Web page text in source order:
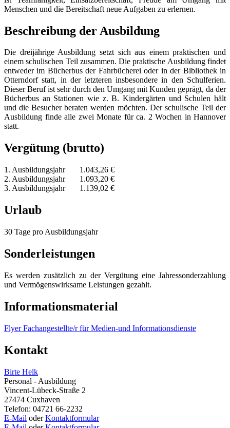
Menschen und die Bereitschaft neue Aufgaben zu erlernen.
Beschreibung der Ausbildung
Die dreijährige Ausbildung setzt sich aus einem praktischen und
einem schulischen Teil zusammen. Die praktische Ausbildung findet
entweder im Bücherbus der Fahrbücherei oder in der Bibliothek in
Otterndorf statt, in der letzteren insbesondere in den Schulferien.
Dieser Beruf ist sehr durch den Umgang mit Kunden geprägt, da der
Bücherbus an Stationen wie z. B. Kindergärten und Schulen hält
und die Besucher beraten werden möchten. Der schulische Teil der
Ausbildung finde alle zwei Monate für ca. 2 Wochen in Hannover
statt.
Vergütung (brutto)
1. Ausbildungsjahr 1.043,26 €
2. Ausbildungsjahr 1.093,20 €
3. Ausbildungsjahr 1.139,02 €
Urlaub
30 Tage pro Ausbildungsjahr
Sonderleistungen
Es werden zusätzlich zu der Vergütung eine Jahressonderzahlung
und Vermögenswirksame Leistungen gezahlt.
Informationsmaterial
Flyer Fachangestellte/r für Medien-und Informationsdienste
Kontakt
Birte Helk
Personal - Ausbildung
Vincent-Lübeck-Straße 2
27474 Cuxhaven
Telefon: 04721 66-2232
E-Mail oderKontaktformular